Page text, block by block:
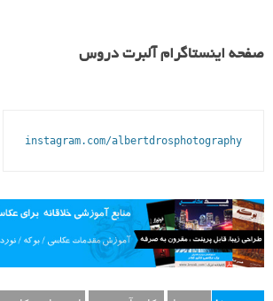
صفحه اینستاگرام آلبرت دروس
instagram.com/albertdrosphotography